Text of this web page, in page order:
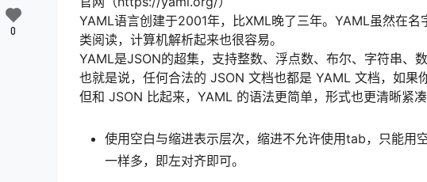
YAML语言创建于2001年，比XML晚了三年。YAML虽然在
类阅读，计算机解析起来也很容易。
YAML是JSON的超集，支持整数、浮点数、布尔、字符串、
也就是说，任何合法的 JSON 文档也都是 YAML 文档，如果
但和 JSON 比起来，YAML 的语法更简单，形式也更清晰紧凑
使用空白与缩进表示层次，缩进不允许使用tab，只能用
一样多，即左对齐即可。
0